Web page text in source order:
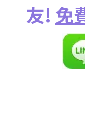
友! 免